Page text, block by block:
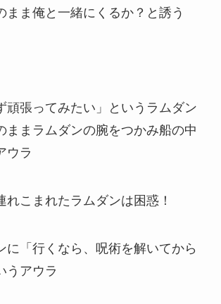
まま俺と一緒にくるか？と誘う
頑張ってみたい」というラムダン
ままラムダンの腕をつかみ船の中
ウラ
れこまれたラムダンは困惑！
に「行くなら、呪術を解いてから
うアウラ